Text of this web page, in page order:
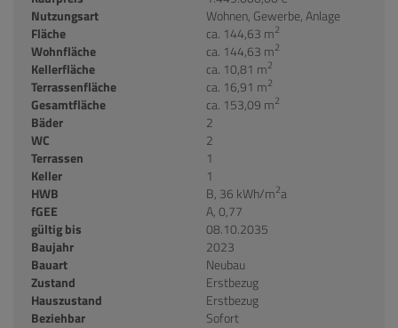
Nutzungsart
Wohnen Gewerbe Anlage
Fläche
ca. 144,63 m2
Wohnfläche ca. 144,63 m2
Kellerfläche ca. 10,81 m2
Terrassenfläche ca. 16,91 m2
Gesamtfläche ca. 153,09 m2
Bäder
2
WC
2
Terrassen
1
Keller
1
HWB
B, 36 kWh/m2a
fGEE
A, 0,77
gültig bis
08.10.2035
Baujahr
2023
Bauart
Neubau
Zustand
Erstbezug
Hauszustand
Erstbezug
Beziehbar
Sofort